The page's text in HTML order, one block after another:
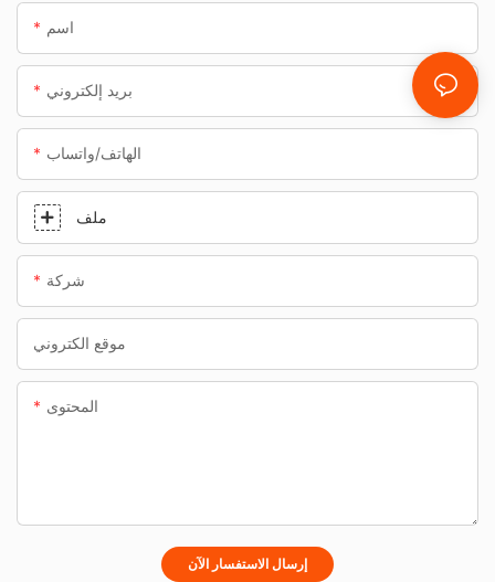
اسم
بريد إلكتروني
الهاتف/واتساب
ملف
شركة
موقع الكتروني
المحتوى
إرسال الاستفسار الآن